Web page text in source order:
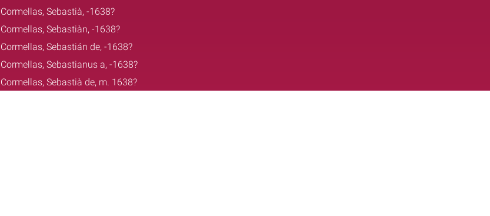
Cormellas, Sebastià, -1638?
Cormellas, Sebastiàn, -1638?
Cormellas, Sebastián de, -1638?
Cormellas, Sebastianus a, -1638?
Cormellas, Sebastià de, m. 1638?